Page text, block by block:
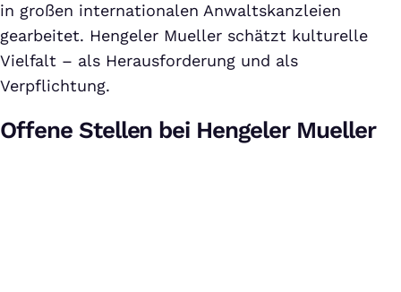
in großen internationalen Anwaltskanzleien
gearbeitet. Hengeler Mueller schätzt kulturelle
Vielfalt – als Herausforderung und als
Verpflichtung.
Offene Stellen bei Hengeler Mueller